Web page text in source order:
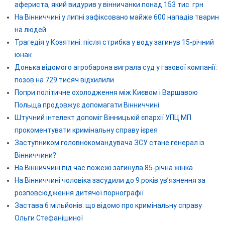
афериста, який видурив у вінничанки понад 153 тис. грн
На Вінниччині у липні зафіксовано майже 600 нападів тварин
на людей
Трагедія у Козятині: після стрибка у воду загинув 15-річний
юнак
Донька відомого агробарона виграла суд у газової компанії:
позов на 729 тисяч відхилили
Попри політичне охолодження між Києвом і Варшавою
Польща продовжує допомагати Вінниччині
Штучний інтелект допоміг Вінницькій єпархії УПЦ МП
прокоментувати кримінальну справу ієрея
Заступником головнокомандувача ЗСУ стане генерал із
Вінниччини?
На Вінниччині під час пожежі загинула 85-річна жінка
На Вінниччині чоловіка засудили до 9 років ув’язнення за
розповсюдження дитячої порнографії
Застава 6 мільйонів: що відомо про кримінальну справу
Ольги Стефанішиної